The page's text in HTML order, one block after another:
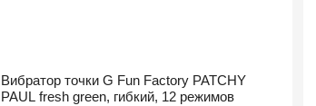
Вибратор точки G Fun Factory PATCHY
PAUL fresh green, гибкий, 12 режимов